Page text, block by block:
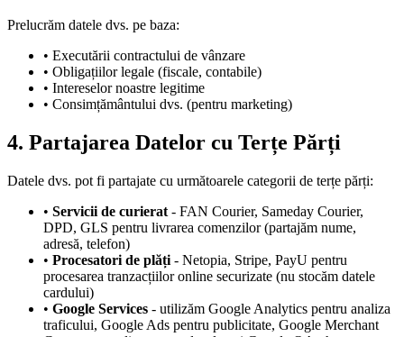
Prelucrăm datele dvs. pe baza:
• Executării contractului de vânzare
• Obligațiilor legale (fiscale, contabile)
• Intereselor noastre legitime
• Consimțământului dvs. (pentru marketing)
4. Partajarea Datelor cu Terțe Părți
Datele dvs. pot fi partajate cu următoarele categorii de terțe părți:
• Servicii de curierat - FAN Courier, Sameday Courier,
DPD, GLS pentru livrarea comenzilor (partajăm nume,
adresă, telefon)
• Procesatori de plăți - Netopia, Stripe, PayU pentru
procesarea tranzacțiilor online securizate (nu stocăm datele
cardului)
• Google Services - utilizăm Google Analytics pentru analiza
traficului, Google Ads pentru publicitate, Google Merchant